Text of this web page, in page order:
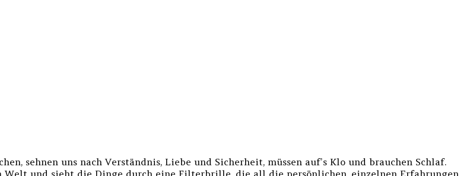
sehnen uns nach Verständnis, Liebe und Sicherheit, müssen auf’s Klo und brauchen Schlaf.
Welt und sieht die Dinge durch eine Filterbrille, die all die persönlichen, einzelnen Erfahrungen